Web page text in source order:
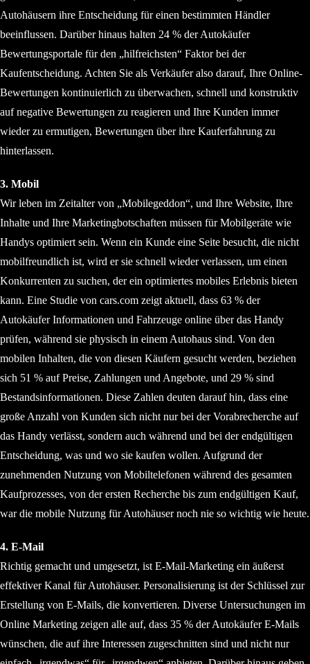
Autohäusern ihre Entscheidung für einen bestimmten Händler
beeinflussen. Darüber hinaus halten 24 % der Autokäufer
Bewertungsportale für den „hilfreichsten“ Faktor bei der
Kaufentscheidung. Achten Sie als Verkäufer also darauf, Ihre Online-
Bewertungen kontinuierlich zu überwachen, schnell und konstruktiv
auf negative Bewertungen zu reagieren und Ihre Kunden immer
wieder zu ermutigen, Bewertungen über ihre Kauferfahrung zu
hinterlassen.
3. Mobil
Wir leben im Zeitalter von „Mobilegeddon“, und Ihre Website, Ihre
Inhalte und Ihre Marketingbotschaften müssen für Mobilgeräte wie
Handys optimiert sein. Wenn ein Kunde eine Seite besucht, die nicht
mobilfreundlich ist, wird er sie schnell wieder verlassen, um einen
Konkurrenten zu suchen, der ein optimiertes mobiles Erlebnis bieten
kann. Eine Studie von cars.com zeigt aktuell, dass 63 % der
Autokäufer Informationen und Fahrzeuge online über das Handy
prüfen, während sie physisch in einem Autohaus sind. Von den
mobilen Inhalten, die von diesen Käufern gesucht werden, beziehen
sich 51 % auf Preise, Zahlungen und Angebote, und 29 % sind
Bestandsinformationen. Diese Zahlen deuten darauf hin, dass eine
große Anzahl von Kunden sich nicht nur bei der Vorabrecherche auf
das Handy verlässt, sondern auch während und bei der endgültigen
Entscheidung, was und wo sie kaufen wollen. Aufgrund der
zunehmenden Nutzung von Mobiltelefonen während des gesamten
Kaufprozesses, von der ersten Recherche bis zum endgültigen Kauf,
war die mobile Nutzung für Autohäuser noch nie so wichtig wie heute.
4. E-Mail
Richtig gemacht und umgesetzt, ist E-Mail-Marketing ein äußerst
effektiver Kanal für Autohäuser. Personalisierung ist der Schlüssel zur
Erstellung von E-Mails, die konvertieren. Diverse Untersuchungen im
Online Marketing zeigen alle auf, dass 35 % der Autokäufer E-Mails
wünschen, die auf ihre Interessen zugeschnitten sind und nicht nur